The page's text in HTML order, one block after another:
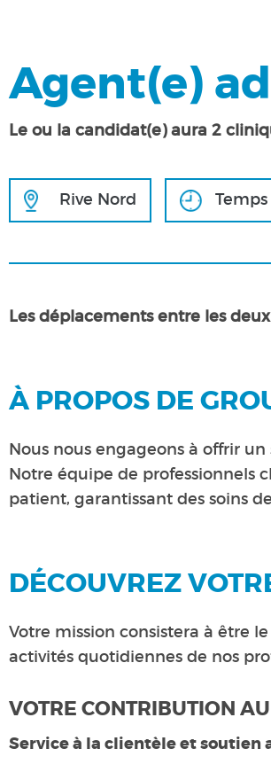
Agent(e)
Le ou la candidat(e) aura 2
Rive Nord
Les déplacements entre les
À PROPOS DE
Nous nous engageons à offrir
Notre équipe de professionnels
patient, garantissant des soins
DÉCOUVREZ
Votre mission consistera à être
activités quotidiennes de nos
VOTRE CONTRIBUTION
Service à la clientèle et